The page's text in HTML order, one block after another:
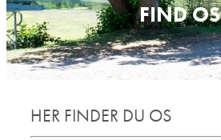
FIND OS
HER FINDER DU OS